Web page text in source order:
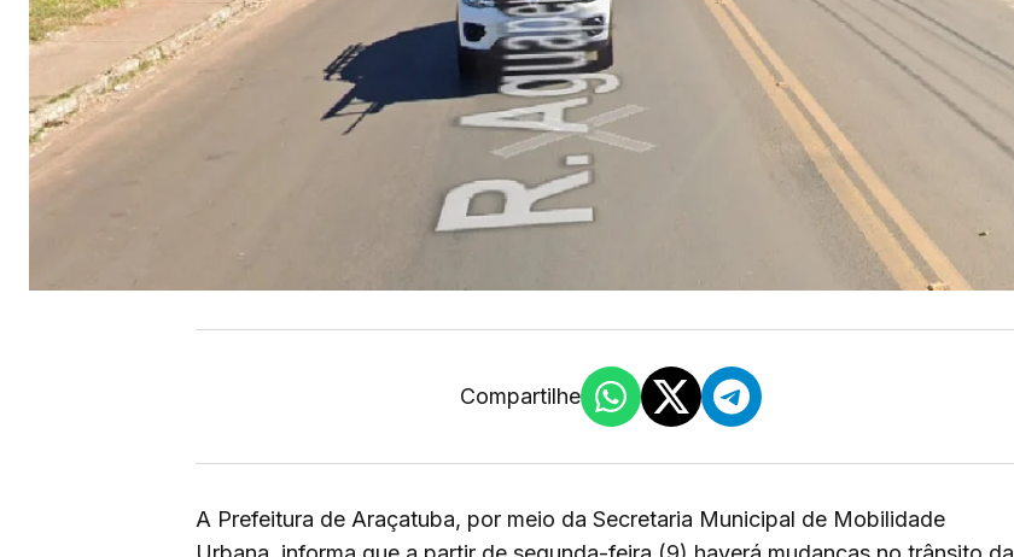
Compartilhe
A Prefeitura de Araçatuba, por meio da Secretaria Municipal de Mobilidade